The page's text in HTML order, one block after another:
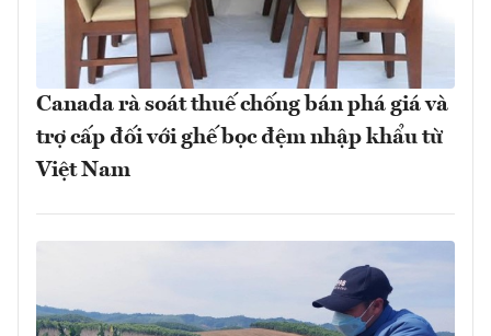
Canada rà soát thuế chống bán phá giá và
trợ cấp đối với ghế bọc đệm nhập khẩu từ
Việt Nam